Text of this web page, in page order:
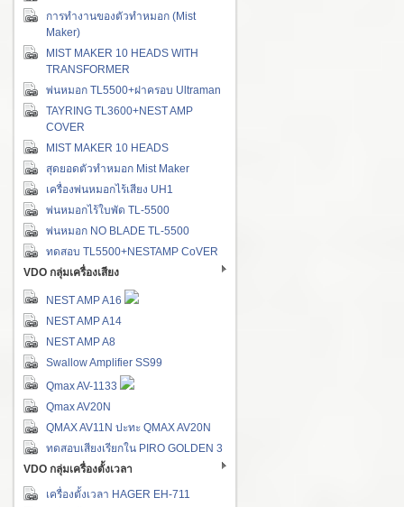
การทำงานของตัวทำหมอก (Mist
Maker)
MIST MAKER 10 HEADS WITH
TRANSFORMER
พ่นหมอก TL5500+ฝาครอบ Ultraman
TAYRING TL3600+NEST AMP
COVER
MIST MAKER 10 HEADS
สุดยอดตัวทำหมอก Mist Maker
เครื่องพ่นหมอกไร้เสียง UH1
พ่นหมอกไร้ใบพัด TL-5500
พ่นหมอก NO BLADE TL-5500
ทดสอบ TL5500+NESTAMP CoVER
VDO กลุ่มเครื่องเสียง
NEST AMP A16
NEST AMP A14
NEST AMP A8
Swallow Amplifier SS99
Qmax AV-1133
Qmax AV20N
QMAX AV11N ปะทะ QMAX AV20N
ทดสอบเสียงเรียกใน PIRO GOLDEN 3
VDO กลุ่มเครื่องตั้งเวลา
เครื่องตั้งเวลา HAGER EH-711